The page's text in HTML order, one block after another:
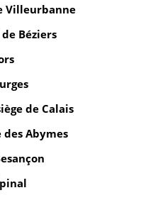
Villeurbanne
Béziers
de Calais
des Abymes